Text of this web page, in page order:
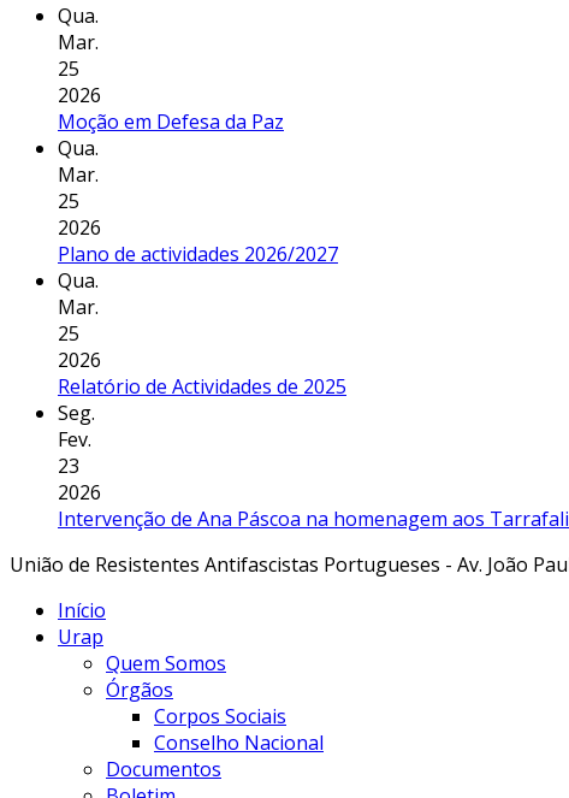
Qua.
Mar.
25
2026
Moção em Defesa da Paz
Qua.
Mar.
25
2026
Plano de actividades 2026/2027
Qua.
Mar.
25
2026
Relatório de Actividades de 2025
Seg.
Fev.
23
2026
Intervenção de Ana Páscoa na homenagem aos
União de Resistentes Antifascistas Portugueses - Av. João
Início
Urap
Quem Somos
Órgãos
Corpos Sociais
Conselho Nacional
Documentos